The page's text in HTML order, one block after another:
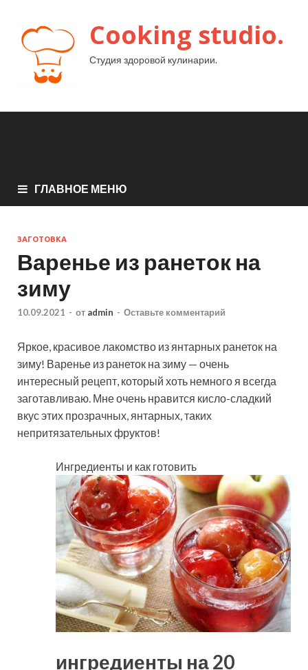
Cooking studio.
Студия здоровой кулинарии.
ГЛАВНОЕ МЕНЮ
ЗАГОТОВКА
Варенье из ранеток на
зиму
10.09.2021 - от admin - Оставьте комментарий
Яркое, красивое лакомство из янтарных ранеток на
зиму! Варенье из ранеток на зиму — очень
интересный рецепт, который хоть немного я всегда
заготавливаю. Мне очень нравится кисло-сладкий
вкус этих прозрачных, янтарных, таких
непритязательных фруктов!
Ингредиенты и как готовить
ингредиенты на 20